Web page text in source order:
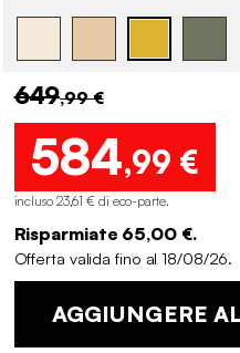
649,99 €
584,99 €
incluso 23,61 € di eco-parte.
Risparmiate 65,00 €.
Offerta valida fino al 18/08/26.
AGGIUNGERE